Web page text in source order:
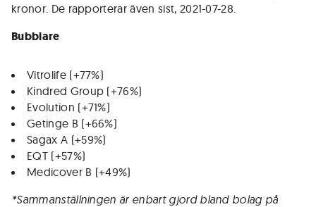
kronor. De rapporterar även sist, 2021-07-28.
Bubblare
Vitrolife (+77%)
Kindred Group (+76%)
Evolution (+71%)
Getinge B (+66%)
Sagax A (+59%)
EQT (+57%)
Medicover B (+49%)
*Sammanställningen är enbart gjord bland bolag på